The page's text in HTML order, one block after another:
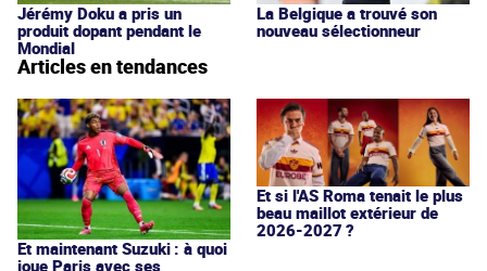
Jérémy Doku a pris un
produit dopant pendant le
Mondial
La Belgique a trouvé son
nouveau sélectionneur
Articles en tendances
Et maintenant Suzuki : à quoi
joue Paris avec ses
Et si l'AS Roma tenait le plus
beau maillot extérieur de
2026-2027 ?